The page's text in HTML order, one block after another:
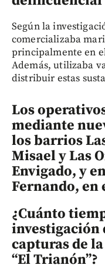
Según la
comercializaba
principalmente en
Además, utilizaba
distribuir estas
Los
mediante
los barrios
Misael y Las
Envigado, y
Fernando,
¿Cuánto
investigación
capturas de
“El Trianón”?